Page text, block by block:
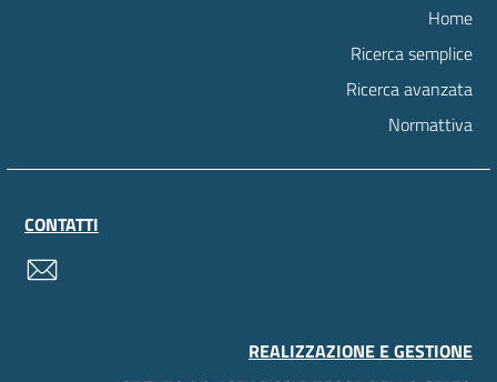
Home
Ricerca semplice
Ricerca avanzata
Normattiva
CONTATTI
REALIZZAZIONE E GESTIONE